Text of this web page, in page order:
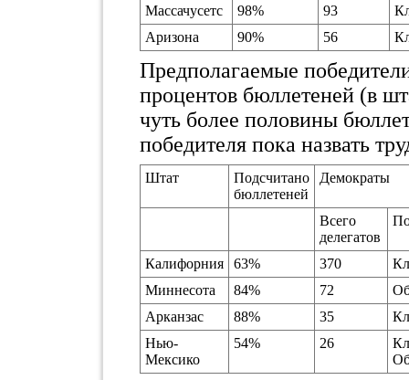
Массачусетс
98% 93
Аризона
90% 56
Предполагаемые
процентов бюллетеней (в
чуть более половины
победителя пока назвать
Штат
Подсчитано
бюллетеней
Демократы
Всего
делегатов
Калифорния 63% 370
Миннесота
84% 72
Арканзас
88% 35
Нью-
Мексико
54% 26